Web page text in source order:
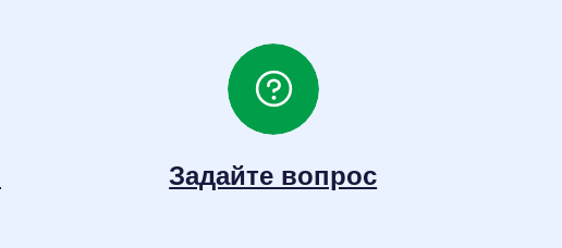
Задайте вопрос